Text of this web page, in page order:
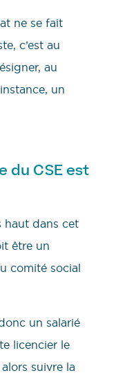
ne se fait
c’est au
au
un
du CSE est
haut dans cet
être un
comité social
un salarié
licencier le
suivre la